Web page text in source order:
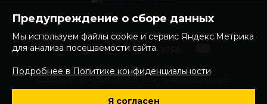
ИНН: 252100758085
Предупреждение о сборе данных
Мы используем файлы cookie и сервис Яндекс.Метрика
для анализа посещаемости сайта.
Подробнее в Политике конфиденциальности
Я согласен